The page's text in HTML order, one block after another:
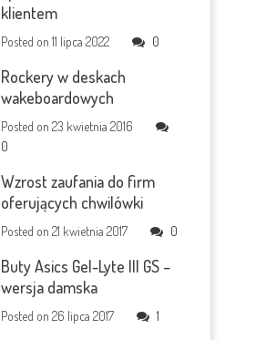
klientem
Posted on11 lipca 2022 0
Rockery w deskach
wakeboardowych
Posted on23 kwietnia 2016
0
Wzrost zaufania do firm
oferujących chwilówki
Posted on21 kwietnia 2017 0
Buty Asics Gel-Lyte III GS –
wersja damska
Posted on26 lipca 2017 1